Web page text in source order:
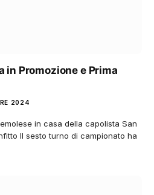
in Promozione e Prima
2024
in casa della capolista San
Il sesto turno di campionato ha